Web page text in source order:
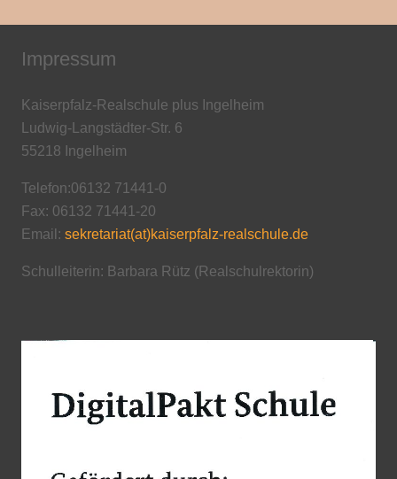
Impressum
Kaiserpfalz-Realschule plus Ingelheim
Ludwig-Langstädter-Str. 6
55218 Ingelheim
Telefon:06132 71441-0
Fax: 06132 71441-20
Email: sekretariat(at)kaiserpfalz-realschule.de
Schulleiterin: Barbara Rütz (Realschulrektorin)